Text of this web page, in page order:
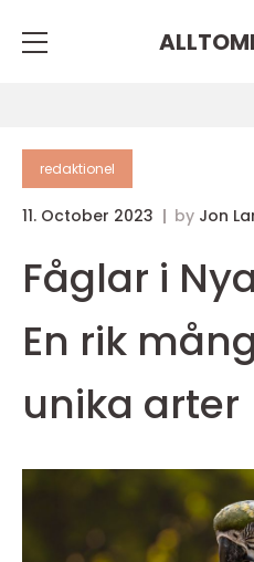
redaktionel
11. October 2023 by Jon
Fåglar i
En rik
unika arter